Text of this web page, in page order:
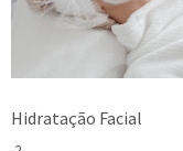
Hidratação Facial